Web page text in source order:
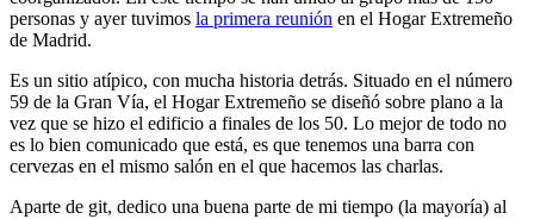
personas y ayer tuvimos la primera reunión en el Hogar Extremeño
de Madrid.
Es un sitio atípico, con mucha historia detrás. Situado en el número
59 de la Gran Vía, el Hogar Extremeño se diseñó sobre plano a la
vez que se hizo el edificio a finales de los 50. Lo mejor de todo no
es lo bien comunicado que está, es que tenemos una barra con
cervezas en el mismo salón en el que hacemos las charlas.
Aparte de git, dedico una buena parte de mi tiempo (la mayoría) al